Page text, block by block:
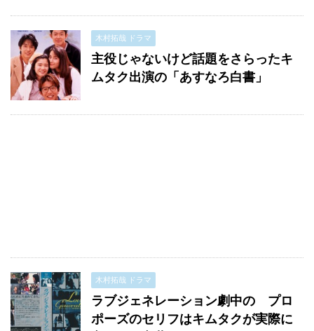
木村拓哉 ドラマ
主役じゃないけど話題をさらったキ
ムタク出演の「あすなろ白書」
木村拓哉 ドラマ
ラブジェネレーション劇中の プロ
ポーズのセリフはキムタクが実際に